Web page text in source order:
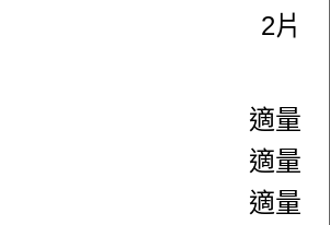
2片
適量
適量
適量